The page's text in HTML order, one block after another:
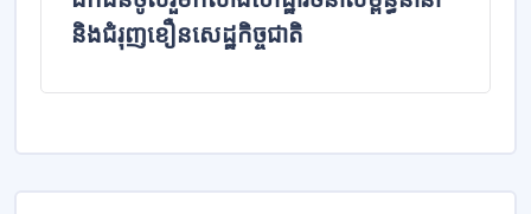
និងជំរុញខឿនសេដ្ឋកិច្ចជាតិ